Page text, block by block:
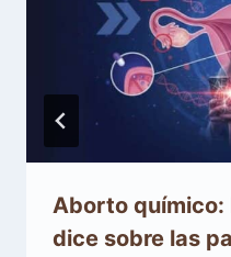
Aborto químico:
dice sobre las